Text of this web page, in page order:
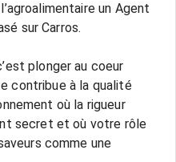
un Agent
sur Carros.
plonger au coeur
contribue à la qualité
où la rigueur
secret et où votre rôle
comme une